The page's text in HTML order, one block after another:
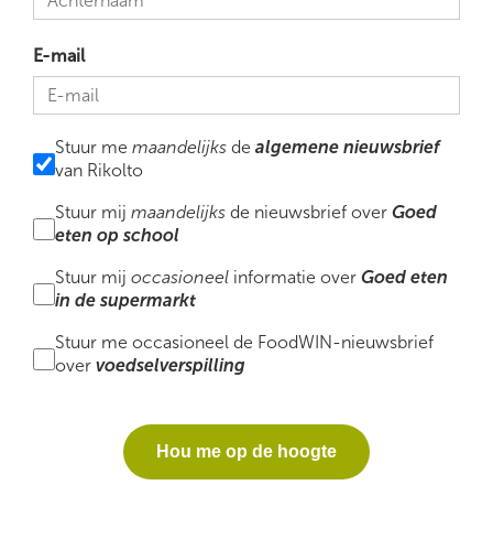
E-mail
Stuur me maandelijks de algemene nieuwsbrief
van Rikolto
Stuur mij maandelijks de nieuwsbrief over Goed
eten op school
Stuur mij occasioneel informatie over Goed eten
in de supermarkt
Stuur me occasioneel de FoodWIN-nieuwsbrief
over voedselverspilling
Hou me op de hoogte